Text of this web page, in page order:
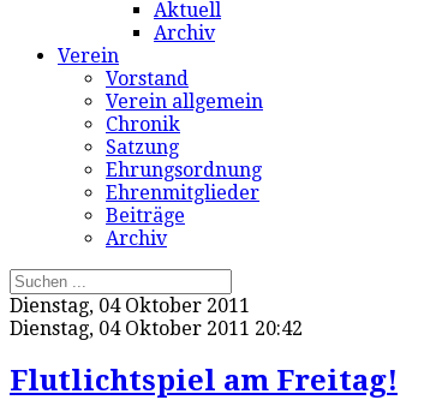
Aktuell
Archiv
Verein
Vorstand
Verein allgemein
Chronik
Satzung
Ehrungsordnung
Ehrenmitglieder
Beiträge
Archiv
Dienstag, 04 Oktober 2011
Dienstag, 04 Oktober 2011 20:42
Flutlichtspiel am Freitag!